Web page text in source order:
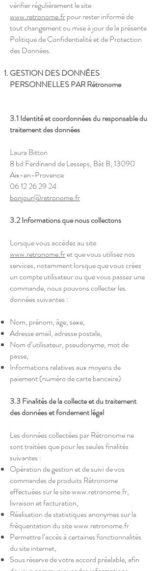
vérifier régulièrement le site
www.retronome.frpour rester informé de
tout changement ou mise à jour de la présente
Politique de Confidentialité et de Protection
des Données.
GESTION DES DONNÉES
PERSONNELLES PAR Rétronome
3.1 Identité et coordonnées du responsable du
traitement des données
Laura Bitton
8 bd Ferdinand de Lesseps, Bât B, 13090
Aix-en-Provence
06 12 26 29 24
bonjour@retronome.fr
3.2 Informations que nous collectons
Lorsque vous accédez au site
www.retronome.fret que vous utilisez nos
services, notamment lorsque que vous créez
un compte utilisateur ou que vous passez une
commande, nous pouvons collecter les
données suivantes :
Nom, prénom, âge, sexe,
Adresse email, adresse postale,
Nom d’utilisateur, pseudonyme, mot de
passe,
Informations relatives aux moyens de
paiement (numéro de carte bancaire)
3.3 Finalités de la collecte et du traitement
des données et fondement légal
Les données collectées par Rétronome ne
sont traitées que pour les seules finalités
suivantes :
Opération de gestion et de suivi de vos
commandes de produits Rétronome
effectuées sur le sitewww.retronome.fr,
livraison et facturation,
Réalisation de statistiques anonymes sur la
fréquentation du sitewww.retronome.fr
Permettre l’accès à certaines fonctionnalités
du site internet,
Sous réserve de votre accord préalable, afin